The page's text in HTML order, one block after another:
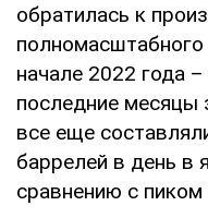
обратилась к
начале 2022 года –
последние месяцы
все еще
баррелей в день в
сравнению с